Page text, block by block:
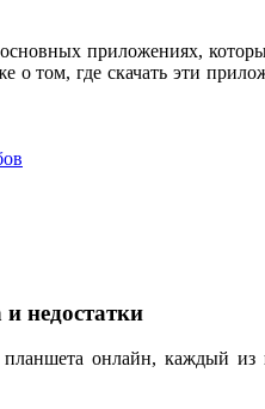
приложениях,
о том, где скачать эти
недостатки
онлайн, каждый